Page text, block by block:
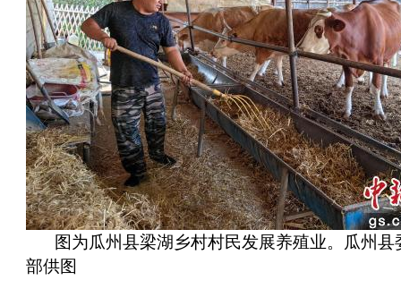
图为瓜州县梁湖乡村村民发展养殖业。瓜州县
部供图